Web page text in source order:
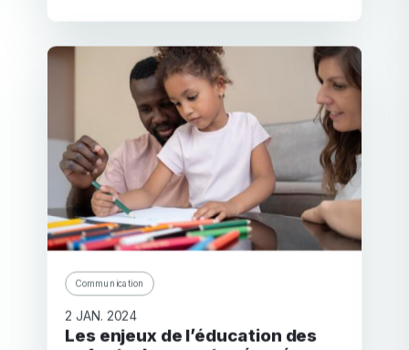
Communication
2 JAN. 2024
Les enjeux de l’éducation des